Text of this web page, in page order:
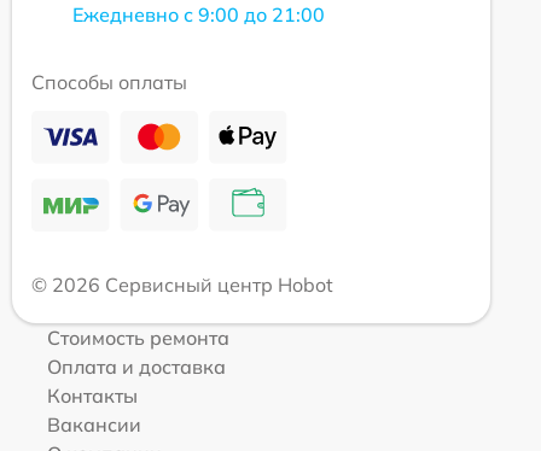
Ежедневно с 9:00 до 21:00
Способы оплаты
© 2026 Сервисный центр Hobot
Стоимость ремонта
Оплата и доставка
Контакты
Вакансии